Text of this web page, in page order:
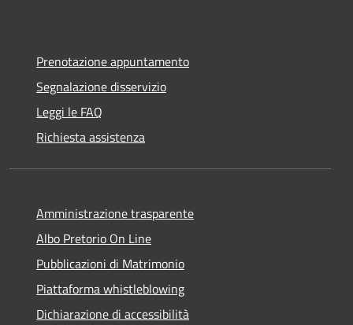
Prenotazione appuntamento
Segnalazione disservizio
Leggi le FAQ
Richiesta assistenza
Amministrazione trasparente
Albo Pretorio On Line
Pubblicazioni di Matrimonio
Piattaforma whistleblowing
Dichiarazione di accessibilità